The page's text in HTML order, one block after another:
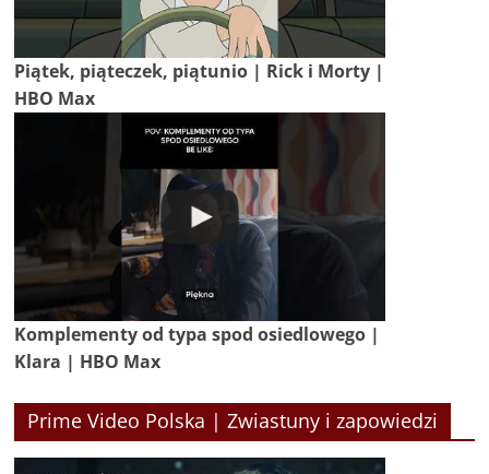
Piątek, piąteczek, piątunio | Rick i Morty |
HBO Max
Komplementy od typa spod osiedlowego |
Klara | HBO Max
Prime Video Polska | Zwiastuny i zapowiedzi